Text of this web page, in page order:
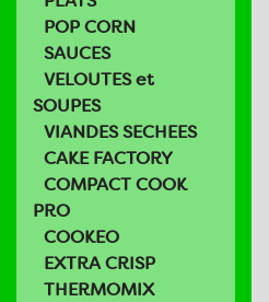
POP CORN
SAUCES
VELOUTES et
SOUPES
VIANDES SECHEES
CAKE FACTORY
COMPACT COOK
PRO
COOKEO
EXTRA CRISP
THERMOMIX